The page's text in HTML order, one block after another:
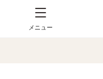
メニュー